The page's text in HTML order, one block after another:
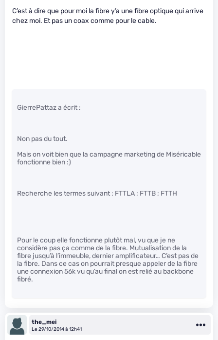
C’est à dire que pour moi la fibre y’a une fibre optique qui arrive
chez moi. Et pas un coax comme pour le cable.
GierrePattaz a écrit :
Non pas du tout.
Mais on voit bien que la campagne marketing de Miséricable
fonctionne bien :)
Recherche les termes suivant : FTTLA ; FTTB ; FTTH
Pour le coup elle fonctionne plutôt mal, vu que je ne
considère pas ça comme de la fibre. Mutualisation de la
fibre jusqu’à l’immeuble, dernier amplificateur… C’est pas de
la fibre. Dans ce cas on pourrait presque appeler de la fibre
une connexion 56k vu qu’au final on est relié au backbone
fibré.
the_mei
Le 29/10/2014 à 12h41